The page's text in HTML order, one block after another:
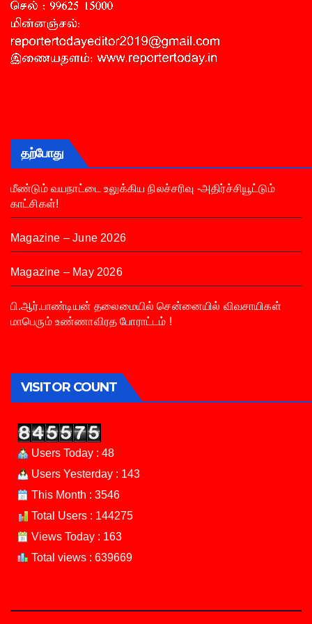
தற்போது
மீண்டும் வயநாட்டை உலுக்கிய நிலச்சரிவு -அதிர்ச்சியூட்டும்
காட்சிகள்!
Magazine – June 2026
Magazine – May 2026
பி.ஆர்.பாண்டியன் தலைமையில் சென்னையில் விவசாயிகள்
மாபெரும் உண்ணாவிரத போராட்டம் !
VISITOR COUNT
Users Today : 48
Users Yesterday : 143
This Month : 3546
Total Users : 144275
Views Today : 163
Total views : 639669